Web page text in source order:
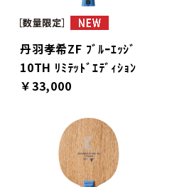
丹羽孝希ZF ﾌﾞﾙｰｴｯｼﾞ
10TH ﾘﾐﾃｯﾄﾞｴﾃﾞｨｼｮﾝ
￥33,000